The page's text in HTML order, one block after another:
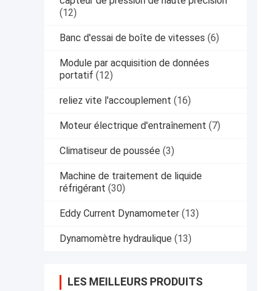
(12)
Banc d'essai de boîte de vitesses (6)
Module par acquisition de données
portatif (12)
reliez vite l'accouplement (16)
Moteur électrique d'entraînement (7)
Climatiseur de poussée (3)
Machine de traitement de liquide
réfrigérant (30)
Eddy Current Dynamometer (13)
Dynamomètre hydraulique (13)
LES MEILLEURS PRODUITS